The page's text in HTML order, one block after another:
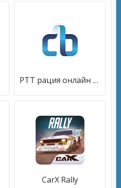
PTT рация онлайн - CBLINE
CarX Rally